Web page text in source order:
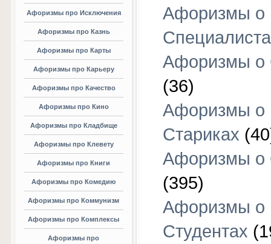
Афоризмы про Исключения
Афоризмы про Казнь
Афоризмы про Карты
Афоризмы про Карьеру
Афоризмы про Качество
Афоризмы про Кино
Афоризмы про Кладбище
Афоризмы про Клевету
Афоризмы про Книги
Афоризмы про Комедию
Афоризмы про Коммунизм
Афоризмы про Комплексы
Афоризмы про
Афоризмы о
Афоризмы о
(36)
Афоризмы о
Стариках
Афоризмы о
(395)
Афоризмы о
Студентах